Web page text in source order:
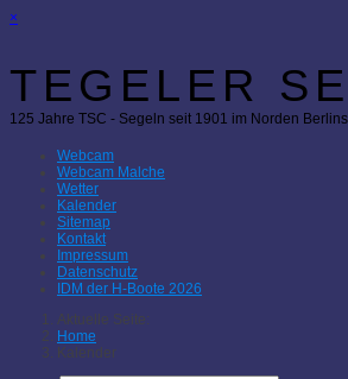
×
TEGELER
125 Jahre TSC - Segeln seit 1901 im Norden Berlins
Webcam
Webcam Malche
Wetter
Kalender
Sitemap
Kontakt
Impressum
Datenschutz
IDM der H-Boote 2026
Aktuelle Seite:
Home
Kalender